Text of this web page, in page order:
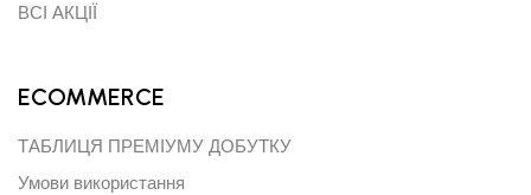
ВСІ АКЦІЇ
ECOMMERCE
ТАБЛИЦЯ ПРЕМІУМУ ДОБУТКУ
Умови використання